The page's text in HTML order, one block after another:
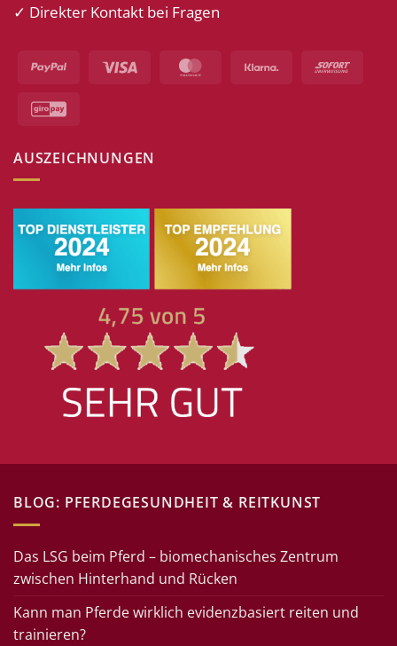
✓ Direkter Kontakt bei Fragen
PayPal Visa MasterCardKlarna Sofort
GiroPay
AUSZEICHNUNGEN
BLOG: PFERDEGESUNDHEIT & REITKUNST
Das LSG beim Pferd – biomechanisches Zentrum
zwischen Hinterhand und Rücken
Kann man Pferde wirklich evidenzbasiert reiten und
trainieren?